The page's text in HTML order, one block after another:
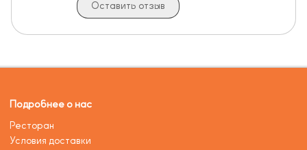
Оставить отзыв
Подробнее о нас
Ресторан
Условия доставки